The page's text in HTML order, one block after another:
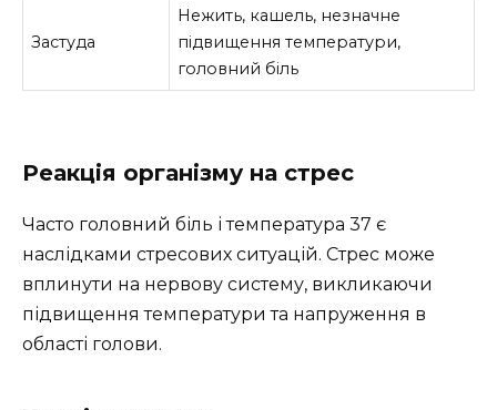
Застуда
Нежить, кашель, незначне
підвищення температури,
головний біль
Реакція організму на стрес
Часто головний біль і температура 37 є
наслідками стресових ситуацій. Стрес може
вплинути на нервову систему, викликаючи
підвищення температури та напруження в
області голови.